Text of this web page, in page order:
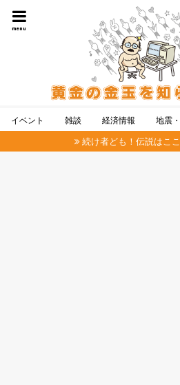
menu
イベント 雑談 経済情報 地震
続け者ども！伝説はこ